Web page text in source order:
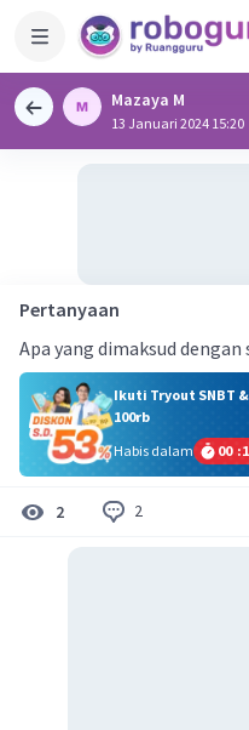
Mazaya M
13 Januari 2024 15:20
Pertanyaan
Apa yang dimaksud
Ikuti Tryout SNBT
100rb
Habis dalam
00 :
2 2